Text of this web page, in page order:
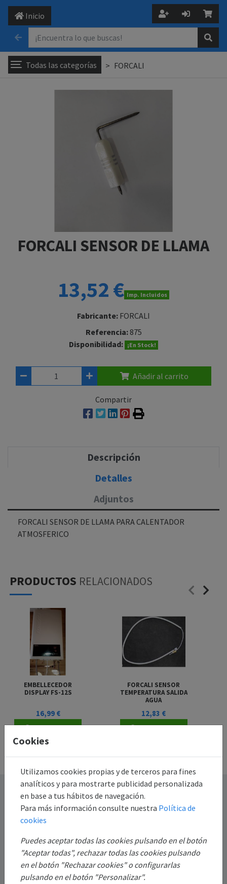
Inicio
Todas las categorías FORCALI
FORCALI SENSOR DE LLAMA
13,52 € Imp. Incluidos
Fabricante: FORCALI
Referencia: 875
Disponibilidad:
¡En Stock!
Añadir al carrito
Compartir
Descripción
Detalles
Adjuntos
FORCALI SENSOR DE LLAMA PARA CALENTADOR
ATMOSFERICO
PRODUCTOS RELACIONADOS
EMBELLECEDOR
DISPLAY FS-12S
16,99 €
carrito
FORCALI SENSOR
TEMPERATURA SALIDA
AGUA
12,83 €
Destacado
Información
Mi Cuenta
Sobre Nosotros
Cookies
Utilizamos cookies propias y de terceros para fines
analíticos y para mostrarte publicidad personalizada
en base a tus hábitos de navegación.
Para más información consulte nuestra Política de
cookies
Puedes aceptar todas las cookies pulsando en el botón
"Aceptar todas", rechazar todas las cookies pulsando
en el botón "Rechazar cookies" o configurarlas
pulsando en el botón "Personalizar".